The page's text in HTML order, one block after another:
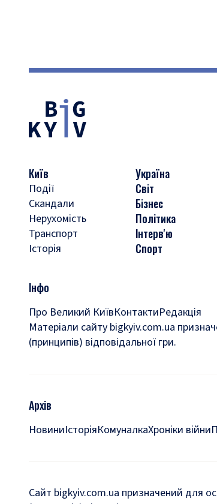
Київ
Події
Скандали
Нерухомість
Транспорт
Історія
Україна
Світ
Бізнес
Політика
Інтерв'ю
Спорт
Інфо
Про Великий КиївКонтактиРедакція
Матеріали сайту bigkyiv.com.ua
(принципів) відповідальної гри.
Архів
НовиниІсторіяКомуналкаХроніки війни
Сайт bigkyiv.com.ua призначений для